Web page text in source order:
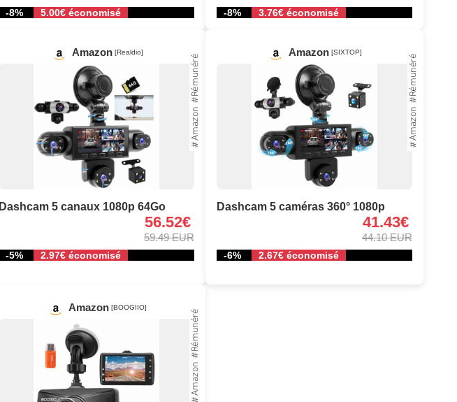
-8% 5.00€ économisé -8% 3.76€ économisé
Amazon [Realdio]
Dashcam 5 canaux 1080p 64Go
56.52€
59.49 EUR
-5% 2.97€ économisé
Amazon [SIXTOP]
Dashcam 5 caméras 360° 1080p
41.43€
44.10 EUR
-6% 2.67€ économisé
Amazon [BOOGIIO]